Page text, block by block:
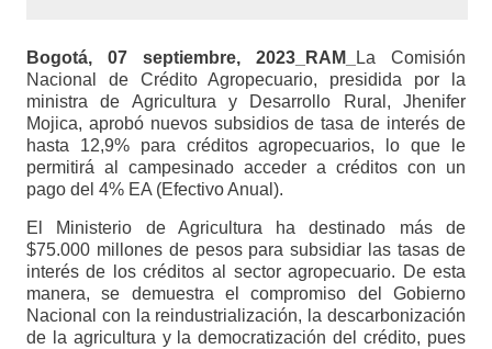
Bogotá, 07 septiembre, 2023_RAM_
La Comisión
Nacional de Crédito Agropecuario, presidida por la
ministra de Agricultura y Desarrollo Rural, Jhenifer
Mojica, aprobó nuevos subsidios de tasa de interés de
hasta 12,9% para créditos agropecuarios, lo que le
permitirá al campesinado acceder a créditos con un
pago del 4% EA (Efectivo Anual).
El Ministerio de Agricultura ha destinado más de
$75.000 millones de pesos para subsidiar las tasas de
interés de los créditos al sector agropecuario. De esta
manera, se demuestra el compromiso del Gobierno
Nacional con la reindustrialización, la descarbonización
de la agricultura y la democratización del crédito, pues